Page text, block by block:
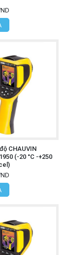
CHAUVIN
(-20 °C -+250